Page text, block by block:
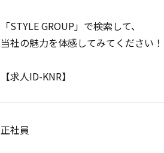
「STYLE GROUP」で検索して、
当社の魅力を体感してみてください！
【求人ID-KNR】
正社員